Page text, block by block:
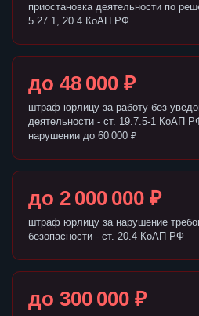
приостановка деятельности по
5.27.1, 20.4 КоАП РФ
до 48 000 ₽
штраф юрлицу за работу без
деятельности - ст. 19.7.5-1 КоАП
нарушении до 60 000 ₽
до 2 000 000 ₽
штраф юрлицу за нарушение
безопасности - ст. 20.4 КоАП РФ
до 300 000 ₽